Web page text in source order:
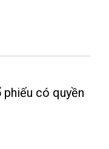
phiếu có quyền